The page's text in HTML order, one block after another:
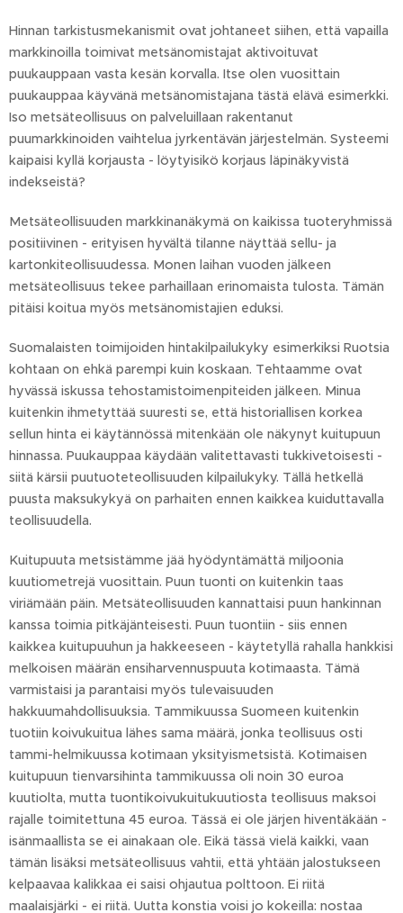
Hinnan tarkistusmekanismit ovat johtaneet siihen, että vapailla
markkinoilla toimivat metsänomistajat aktivoituvat
puukauppaan vasta kesän korvalla. Itse olen vuosittain
puukauppaa käyvänä metsänomistajana tästä elävä esimerkki.
Iso metsäteollisuus on palveluillaan rakentanut
puumarkkinoiden vaihtelua jyrkentävän järjestelmän. Systeemi
kaipaisi kyllä korjausta - löytyisikö korjaus läpinäkyvistä
indekseistä?
Metsäteollisuuden markkinanäkymä on kaikissa tuoteryhmissä
positiivinen - erityisen hyvältä tilanne näyttää sellu- ja
kartonkiteollisuudessa. Monen laihan vuoden jälkeen
metsäteollisuus tekee parhaillaan erinomaista tulosta. Tämän
pitäisi koitua myös metsänomistajien eduksi.
Suomalaisten toimijoiden hintakilpailukyky esimerkiksi Ruotsia
kohtaan on ehkä parempi kuin koskaan. Tehtaamme ovat
hyvässä iskussa tehostamistoimenpiteiden jälkeen. Minua
kuitenkin ihmetyttää suuresti se, että historiallisen korkea
sellun hinta ei käytännössä mitenkään ole näkynyt kuitupuun
hinnassa. Puukauppaa käydään valitettavasti tukkivetoisesti -
siitä kärsii puutuoteteollisuuden kilpailukyky. Tällä hetkellä
puusta maksukykyä on parhaiten ennen kaikkea kuiduttavalla
teollisuudella.
Kuitupuuta metsistämme jää hyödyntämättä miljoonia
kuutiometrejä vuosittain. Puun tuonti on kuitenkin taas
viriämään päin. Metsäteollisuuden kannattaisi puun hankinnan
kanssa toimia pitkäjänteisesti. Puun tuontiin - siis ennen
kaikkea kuitupuuhun ja hakkeeseen - käytetyllä rahalla hankkisi
melkoisen määrän ensiharvennuspuuta kotimaasta. Tämä
varmistaisi ja parantaisi myös tulevaisuuden
hakkuumahdollisuuksia. Tammikuussa Suomeen kuitenkin
tuotiin koivukuitua lähes sama määrä, jonka teollisuus osti
tammi-helmikuussa kotimaan yksityismetsistä. Kotimaisen
kuitupuun tienvarsihinta tammikuussa oli noin 30 euroa
kuutiolta, mutta tuontikoivukuitukuutiosta teollisuus maksoi
rajalle toimitettuna 45 euroa. Tässä ei ole järjen hiventäkään -
isänmaallista se ei ainakaan ole. Eikä tässä vielä kaikki, vaan
tämän lisäksi metsäteollisuus vahtii, että yhtään jalostukseen
kelpaavaa kalikkaa ei saisi ohjautua polttoon. Ei riitä
maalaisjärki - ei riitä. Uutta konstia voisi jo kokeilla: nostaa